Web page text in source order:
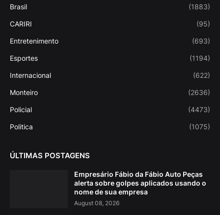
Brasil (1883)
CARIRI (95)
Entretenimento (693)
Esportes (1194)
Internacional (622)
Monteiro (2636)
Policial (4473)
Politica (1075)
ÚLTIMAS POSTAGENS
Empresário Fábio da Fábio Auto Peças
alerta sobre golpes aplicados usando o
nome de sua empresa
August 08, 2026